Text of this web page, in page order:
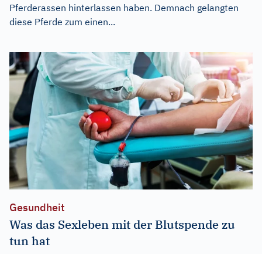
Pferderassen hinterlassen haben. Demnach gelangten
diese Pferde zum einen...
Gesundheit
Was das Sexleben mit der Blutspende zu
tun hat